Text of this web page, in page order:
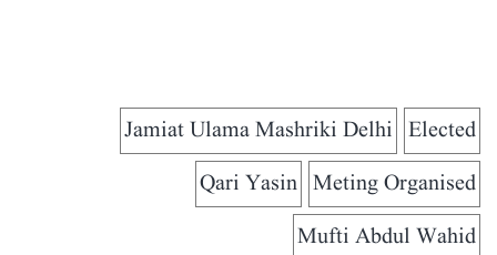
Elected
Jamiat Ulama Mashriki Delhi
Meting Organised
Qari Yasin
Mufti Abdul Wahid